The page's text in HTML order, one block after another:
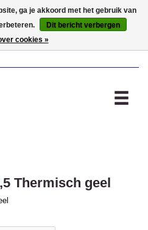
MIJN ACCOUNT
Thermisch geel
ga je akkoord met het gebruik van
Dit bericht verbergen
cookies »